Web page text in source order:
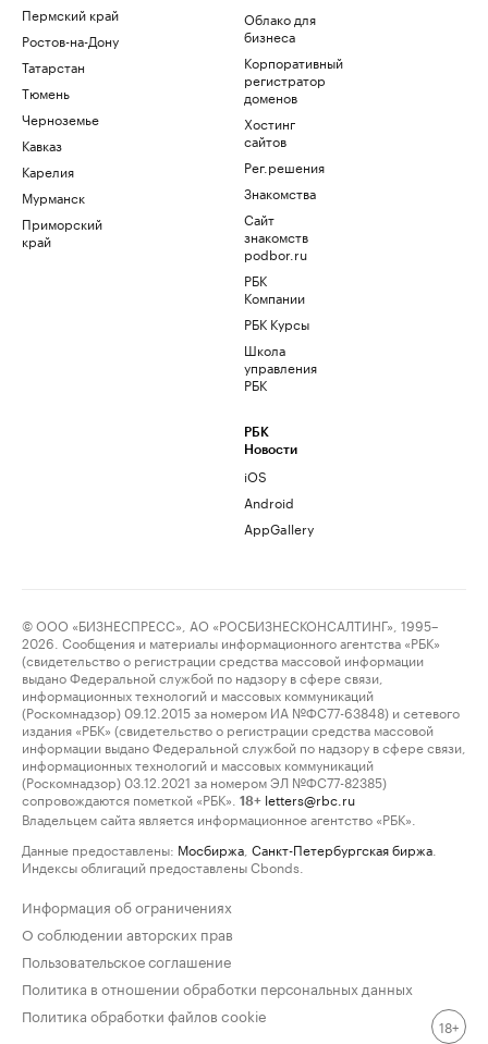
Пермский край
Ростов-на-Дону
Татарстан
Тюмень
Черноземье
Кавказ
Карелия
Мурманск
Приморский
край
Облако для
бизнеса
Корпоративный
регистратор
доменов
Хостинг
сайтов
Рег.решения
Знакомства
Сайт
знакомств
podbor.ru
РБК
Компании
РБК Курсы
Школа
управления
РБК
РБК
Новости
iOS
Android
AppGallery
© ООО «БИЗНЕСПРЕСС», АО «РОСБИЗНЕСКОНСАЛТИНГ», 1995–
2026. Сообщения и материалы информационного агентства «РБК»
(свидетельство о регистрации средства массовой информации
выдано Федеральной службой по надзору в сфере связи,
информационных технологий и массовых коммуникаций
(Роскомнадзор) 09.12.2015 за номером ИА №ФС77-63848) и сетевого
издания «РБК» (свидетельство о регистрации средства массовой
информации выдано Федеральной службой по надзору в сфере связи,
информационных технологий и массовых коммуникаций
(Роскомнадзор) 03.12.2021 за номером ЭЛ №ФС77-82385)
сопровождаются пометкой «РБК».
18+ letters@rbc.ru
Владельцем сайта является информационное агентство «РБК».
Данные предоставлены: Мосбиржа Санкт-Петербургская биржа
Индексы облигаций предоставлены Cbonds.
Информация об ограничениях
О соблюдении авторских прав
Пользовательское соглашение
Политика в отношении обработки персональных данных
Политика обработки файлов cookie
18+